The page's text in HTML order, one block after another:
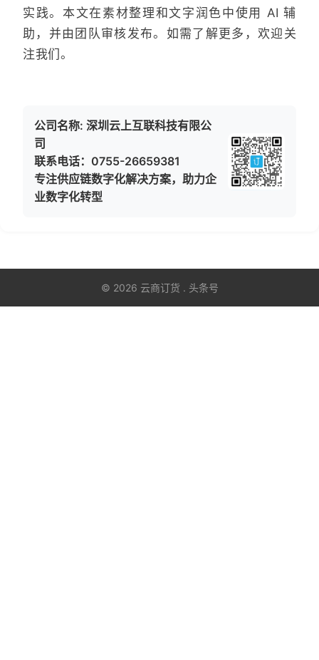
实践。本文在素材整理和文字润色中使用 AI 辅
助，并由团队审核发布。如需了解更多，欢迎关
注我们。
公司名称: 深圳云上互联科技有限公
司
联系电话：0755-26659381
专注供应链数字化解决方案，助力企
业数字化转型
© 2026 云商订货 . 头条号